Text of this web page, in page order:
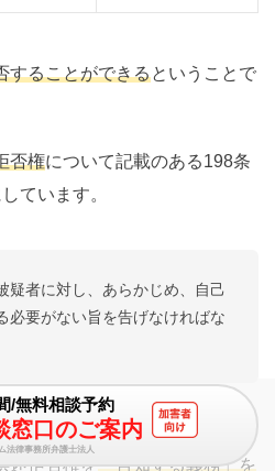
することができるということで
否権について記載のある198条
ています。
疑者に対し、あらかじめ、自己
必要がない旨を告げなければな
述拒否権を「告知する義務」を
/無料相談予約
窓口のご案内
法律事務所弁護士法人